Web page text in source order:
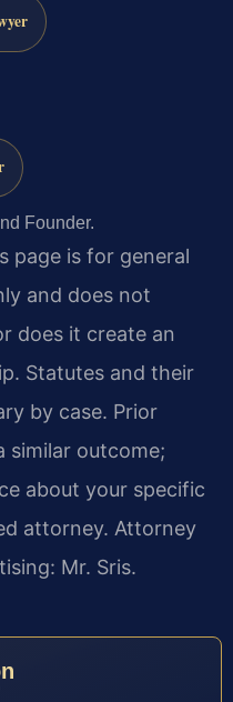
Founder.
page is for general
and does not
does it create an
Statutes and their
by case. Prior
similar outcome;
about your specific
attorney. Attorney
Mr. Sris.